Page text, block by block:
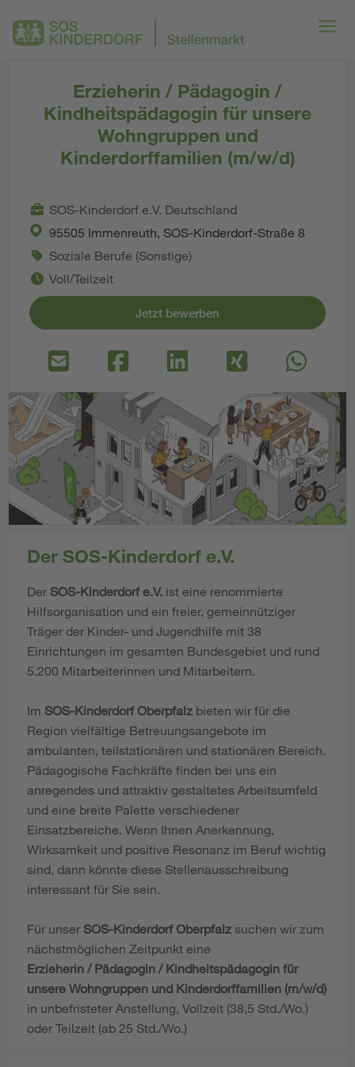
Erzieherin / Pädagogin /
Kindheitspädagogin für unsere
Wohngruppen und
Kinderdorffamilien (m/w/d)
SOS-Kinderdorf e.V. Deutschland
95505 Immenreuth, SOS-Kinderdorf-Straße 8
Soziale Berufe (Sonstige)
Voll/Teilzeit
Jetzt bewerben
Der SOS-Kinderdorf e.V.
Der SOS-Kinderdorf e.V. ist eine renommierte
Hilfsorganisation und ein freier, gemeinnütziger
Träger der Kinder- und Jugendhilfe mit 38
Einrichtungen im gesamten Bundesgebiet und rund
5.200 Mitarbeiterinnen und Mitarbeitern.
Im SOS-Kinderdorf Oberpfalz bieten wir für die
Region vielfältige Betreuungsangebote im
ambulanten, teilstationären und stationären Bereich.
Pädagogische Fachkräfte finden bei uns ein
anregendes und attraktiv gestaltetes Arbeitsumfeld
und eine breite Palette verschiedener
Einsatzbereiche. Wenn Ihnen Anerkennung,
Wirksamkeit und positive Resonanz im Beruf wichtig
sind, dann könnte diese Stellenausschreibung
interessant für Sie sein.
Für unser SOS-Kinderdorf Oberpfalz suchen wir zum
nächstmöglichen Zeitpunkt eine
Erzieherin / Pädagogin / Kindheitspädagogin für
unsere Wohngruppen und Kinderdorffamilien (m/w/d)
in unbefristeter Anstellung, Vollzeit (38,5 Std./Wo.)
oder Teilzeit (ab 25 Std./Wo.)